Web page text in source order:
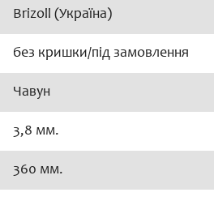
Brizoll (Україна)
без кришки/під замовлення
Чавун
3,8 мм.
360 мм.